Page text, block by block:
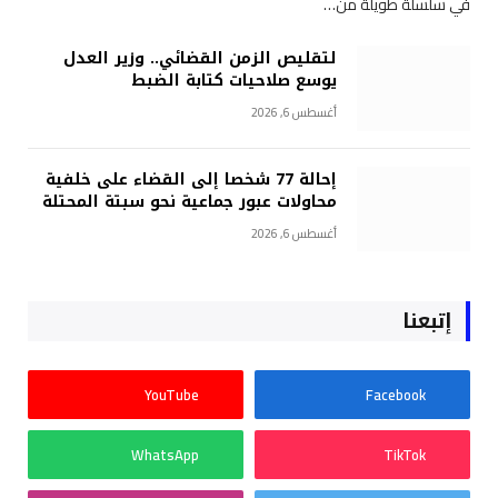
لتقليص الزمن القضائي.. وزير العدل
يوسع صلاحيات كتابة الضبط
أغسطس 6, 2026
إحالة 77 شخصا إلى القضاء على خلفية
محاولات عبور جماعية نحو سبتة المحتلة
أغسطس 6, 2026
إتبعنا
Facebook
YouTube
TikTok
WhatsApp